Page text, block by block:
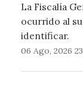
La Fiscalía
ocurrido al
identificar.
06 Ago, 2026